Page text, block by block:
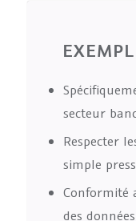
secteur
Respecter
simple
Conformité
des données